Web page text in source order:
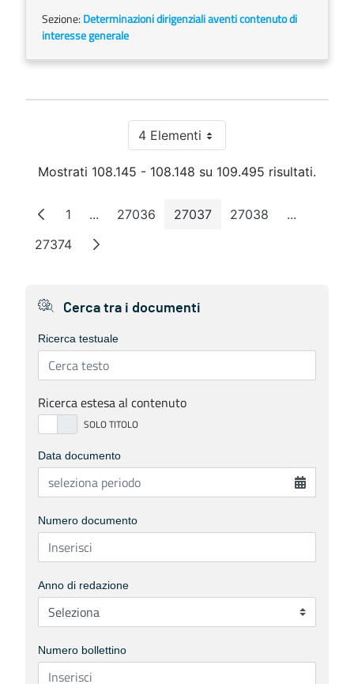
Sezione: Determinazioni dirigenziali aventi contenuto di
interesse generale
4 ElementiPer pagina
Mostrati 108.145 - 108.148 su 109.495 risultati.
Pagina
1 ...Pagine intermedie
Pagina
27036 Pagina
27037 Pagina
27038 ...Pagine
Pagina
27374
Cerca tra i documenti
Ricerca testuale
Ricerca estesa al contenuto
Data documento
Numero documento
Anno di redazione
Numero bollettino